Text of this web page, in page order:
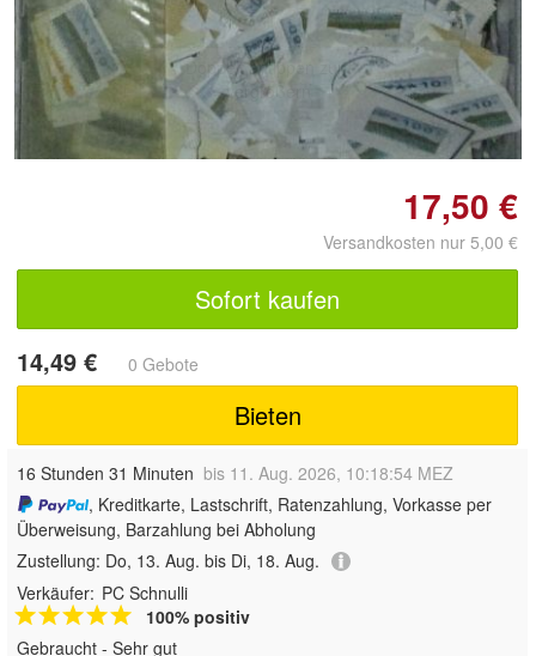
Doppelt antippen zum
vergrößern
17,50 €
Versandkosten nur 5,00 €
Sofort kaufen
14,49 €
0 Gebote
Bieten
16 Stunden 31 Minuten bis 11. Aug. 2026, 10:18:54 MEZ
, Kreditkarte, Lastschrift, Ratenzahlung, Vorkasse per
Überweisung, Barzahlung bei Abholung
Zustellung: Do, 13. Aug. bis Di, 18. Aug.
Verkäufer: PC Schnulli
100% positiv
Gebraucht - Sehr gut